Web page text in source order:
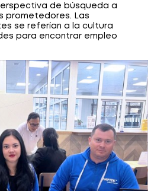
de búsqueda a
prometedores. Las
se referían a la cultura
para encontrar empleo